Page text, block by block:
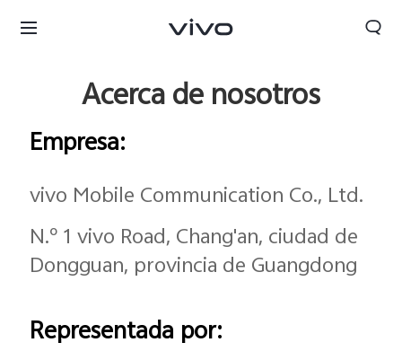
Acerca de nosotros
Empresa:
vivo Mobile Communication Co., Ltd.
N.º 1 vivo Road, Chang'an, ciudad de
Dongguan, provincia de Guangdong
Representada por: